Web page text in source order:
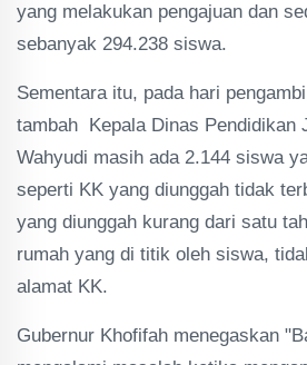
yang melakukan pengajuan dan
sebanyak 294.238 siswa.
Sementara itu, pada hari
tambah Kepala Dinas Pendidikan
Wahyudi masih ada 2.144 siswa
seperti KK yang diunggah tidak
yang diunggah kurang dari satu
rumah yang di titik oleh siswa,
alamat KK.
Gubernur Khofifah menegaskan